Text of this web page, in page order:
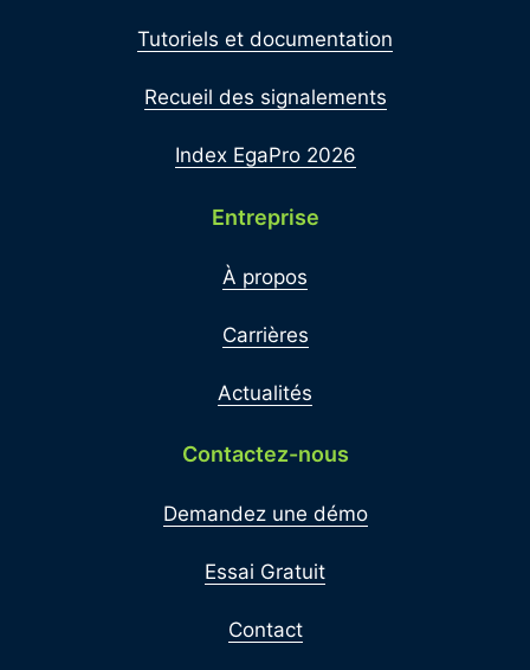
Tutoriels et documentation
Recueil des signalements
Index EgaPro 2026
Entreprise
À propos
Carrières
Actualités
Contactez-nous
Demandez une démo
Essai Gratuit
Contact